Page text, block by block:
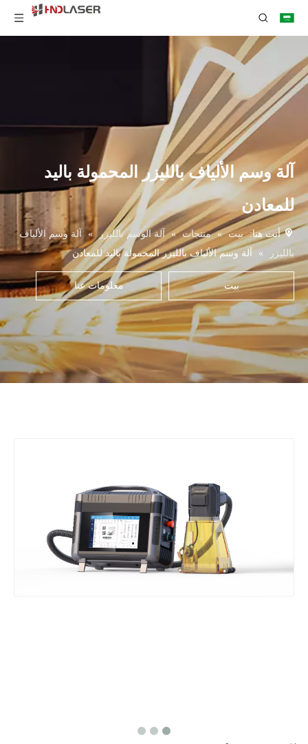
آلة وسم الألياف بالليزر المحمولة باليد
للمعادن
أنت هنا: بيت » منتجات » آلة الوسم بالليزر »
آلة وسم الألياف
بالليزر
» آلة وسم الألياف بالليزر المحمولة باليد للمعادن
بيت معلومات عنا